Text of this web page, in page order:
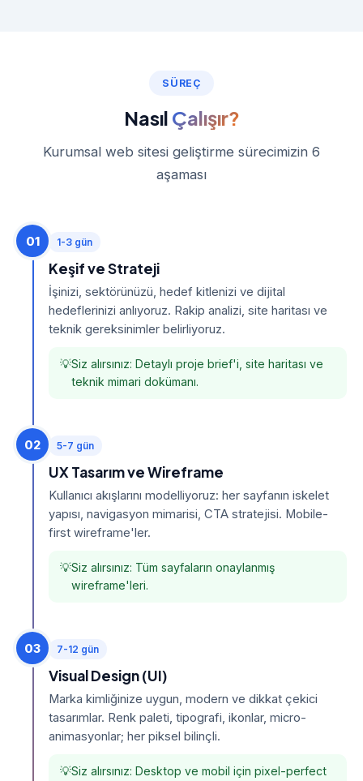
SÜREÇ
Nasıl Çalışır?
Kurumsal web sitesi geliştirme sürecimizin 6
aşaması
01 1-3 gün
Keşif ve Strateji
İşinizi, sektörünüzü, hedef kitlenizi ve dijital
hedeflerinizi anlıyoruz. Rakip analizi, site haritası ve
teknik gereksinimler belirliyoruz.
Siz alırsınız: Detaylı proje brief'i, site haritası ve
teknik mimari dokümanı.
02 5-7 gün
UX Tasarım ve Wireframe
Kullanıcı akışlarını modelliyoruz: her sayfanın iskelet
yapısı, navigasyon mimarisi, CTA stratejisi. Mobile-
first wireframe'ler.
Siz alırsınız: Tüm sayfaların onaylanmış
wireframe'leri.
03 7-12 gün
Visual Design (UI)
Marka kimliğinize uygun, modern ve dikkat çekici
tasarımlar. Renk paleti, tipografi, ikonlar, micro-
animasyonlar; her piksel bilinçli.
Siz alırsınız: Desktop ve mobil için pixel-perfect